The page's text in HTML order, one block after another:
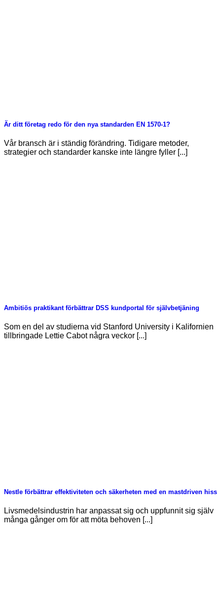
Är ditt företag redo för den nya standarden EN 1570-1?
Vår bransch är i ständig förändring. Tidigare metoder,
strategier och standarder kanske inte längre fyller [...]
Ambitiös praktikant förbättrar DSS kundportal för självbetjäning
Som en del av studierna vid Stanford University i Kalifornien
tillbringade Lettie Cabot några veckor [...]
Nestle förbättrar effektiviteten och säkerheten med en mastdriven hiss
Livsmedelsindustrin har anpassat sig och uppfunnit sig själv
många gånger om för att möta behoven [...]